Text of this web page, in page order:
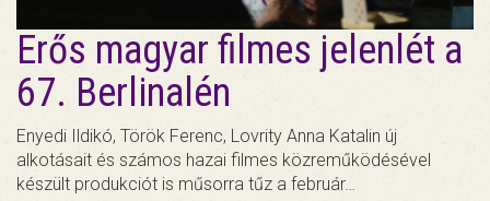
Erős magyar filmes jelenlét a
67. Berlinalén
Enyedi Ildikó, Török Ferenc, Lovrity Anna Katalin új
alkotásait és számos hazai filmes közreműködésével
készült produkciót is műsorra tűz a február…